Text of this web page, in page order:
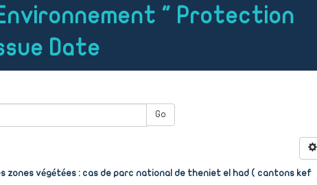
" Protection
Date
Go
zones végétées : cas de parc national de theniet el had ( cantons kef